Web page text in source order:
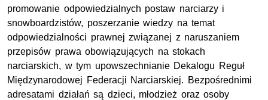
promowanie odpowiedzialnych postaw narciarzy i
snowboardzistów, poszerzanie wiedzy na temat
odpowiedzialności prawnej związanej z naruszaniem
przepisów prawa obowiązujących na stokach
narciarskich, w tym upowszechnianie Dekalogu Reguł
Międzynarodowej Federacji Narciarskiej. Bezpośrednimi
adresatami działań są dzieci, młodzież oraz osoby